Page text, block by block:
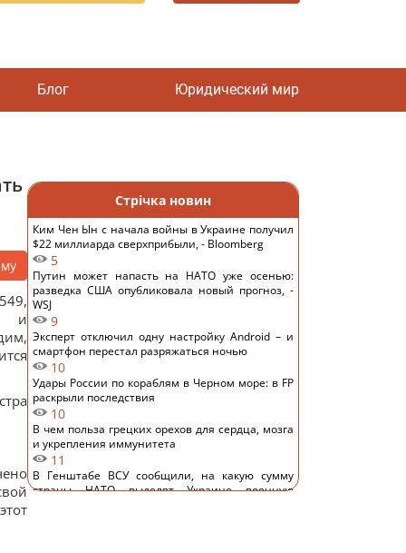
Блог Юридический мир
и
Стрічка новин
Ким Чен Ын с начала войны в Украине получил
$22 миллиарда сверхприбыли, - Bloomberg
5
Путин может напасть на НАТО уже осенью:
разведка США опубликовала новый прогноз, -
WSJ
9
Эксперт отключил одну настройку Android – и
смартфон перестал разряжаться ночью
10
Удары России по кораблям в Черном море: в FP
раскрыли последствия
10
В чем польза грецких орехов для сердца, мозга
и укрепления иммунитета
11
В Генштабе ВСУ сообщили, на какую сумму
страны НАТО выделят Украине военную